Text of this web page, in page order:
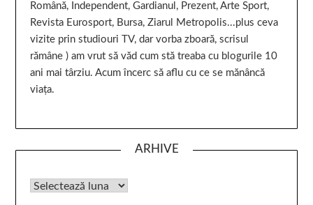
Română, Independent, Gardianul, Prezent, Arte Sport,
Revista Eurosport, Bursa, Ziarul Metropolis...plus ceva
vizite prin studiouri TV, dar vorba zboară, scrisul
rămâne ) am vrut să văd cum stă treaba cu blogurile 10
ani mai târziu. Acum încerc să aflu cu ce se mănâncă
viața.
ARHIVE